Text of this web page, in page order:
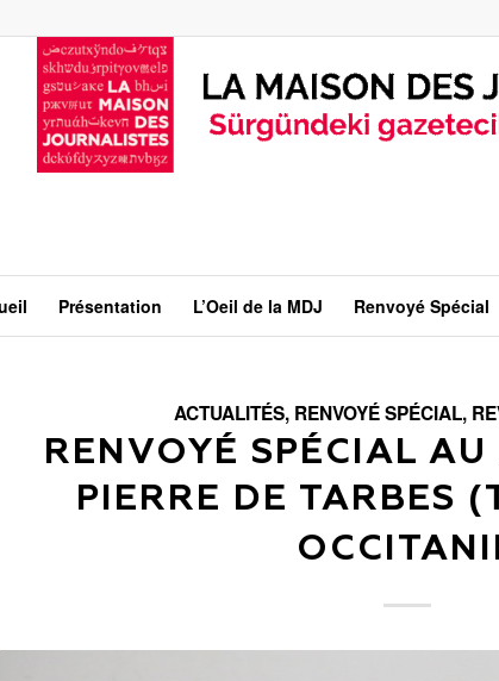
Présentation L’Oeil de la MDJ Renvoyé Spécial
ACTUALITÉS, RENVOYÉ SPÉCIAL,
RENVOYÉ SPÉCIAL AU
PIERRE DE TARBES